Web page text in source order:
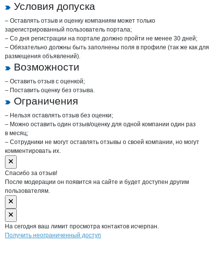
Условия допуска
– Оставлять отзыв и оценку компаниям может только
зарегистрированный пользователь портала;
– Со дня регистрации на портале должно пройти не менее 30 дней;
– Обязательно должны быть заполнены поля в профиле (так же как для
размещения объявлений).
Возможности
– Оставить отзыв с оценкой;
– Поставить оценку без отзыва.
Ограничения
– Нельзя оставлять отзыв без оценки;
– Можно оставить один отзыв/оценку для одной компании один раз
в месяц;
– Сотрудники не могут оставлять отзывы о своей компании, но могут
комментировать их.
Спасибо за отзыв!
После модерации он появится на сайте и будет доступен другим
пользователям.
На сегодня ваш лимит просмотра контактов исчерпан.
Получить неограниченный доступ